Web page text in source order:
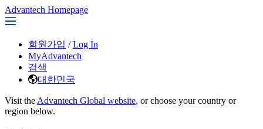
Advantech Homepage
회원가입 / Log In
MyAdvantech
검색
대한민국
Visit the Advantech Global website, or choose your country or
region below.